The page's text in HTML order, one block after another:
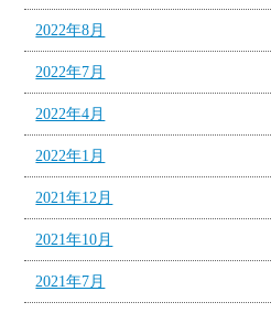
2022年8月
2022年7月
2022年4月
2022年1月
2021年12月
2021年10月
2021年7月